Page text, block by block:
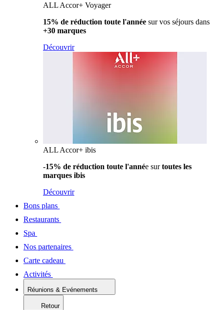
ALL Accor+ Voyager
15% de réduction toute l'année sur vos séjours dans
+30 marques
Découvrir
ALL Accor+ ibis
-15% de réduction toute l'année surtoutes les
marques ibis
Découvrir
Bons plans
Restaurants
Spa
Nos partenaires
Carte cadeau
Activités
Réunions & Evénements
Retour